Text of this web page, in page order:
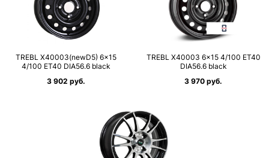
TREBL X40003(newD5) 6×15
4/100 ET40 DIA56.6 black
3 902 руб.
TREBL X40003 6×15 4/100 ET40
DIA56.6 black
3 970 руб.